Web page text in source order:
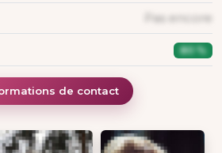
Pas encore
80 %
de contact